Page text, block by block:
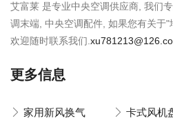
艾富莱 是专业中央空调供应商, 我们
调末端, 中央空调配件, 如果您有关于"
欢迎随时联系我们.
更多信息
家用新风换气
卡式风机